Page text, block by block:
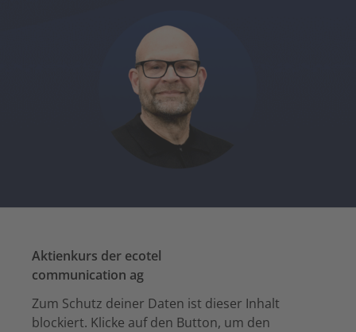
Aktienkurs der ecotel
communication ag
Zum Schutz deiner Daten ist dieser Inhalt
blockiert. Klicke auf den Button, um den